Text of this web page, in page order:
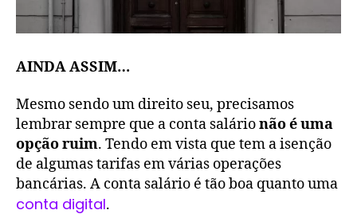
AINDA ASSIM…
Mesmo sendo um direito seu, precisamos
lembrar sempre que a conta salárionão é uma
opção ruim. Tendo em vista que tem a isenção
de algumas tarifas em várias operações
bancárias. A conta salário é tão boa quanto uma
conta digital.